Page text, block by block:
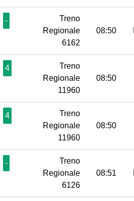
-
Treno
Regionale
6162
08:50
4
Treno
Regionale
11960
08:50
4
Treno
Regionale
11960
08:50
-
Treno
Regionale
6126
08:51